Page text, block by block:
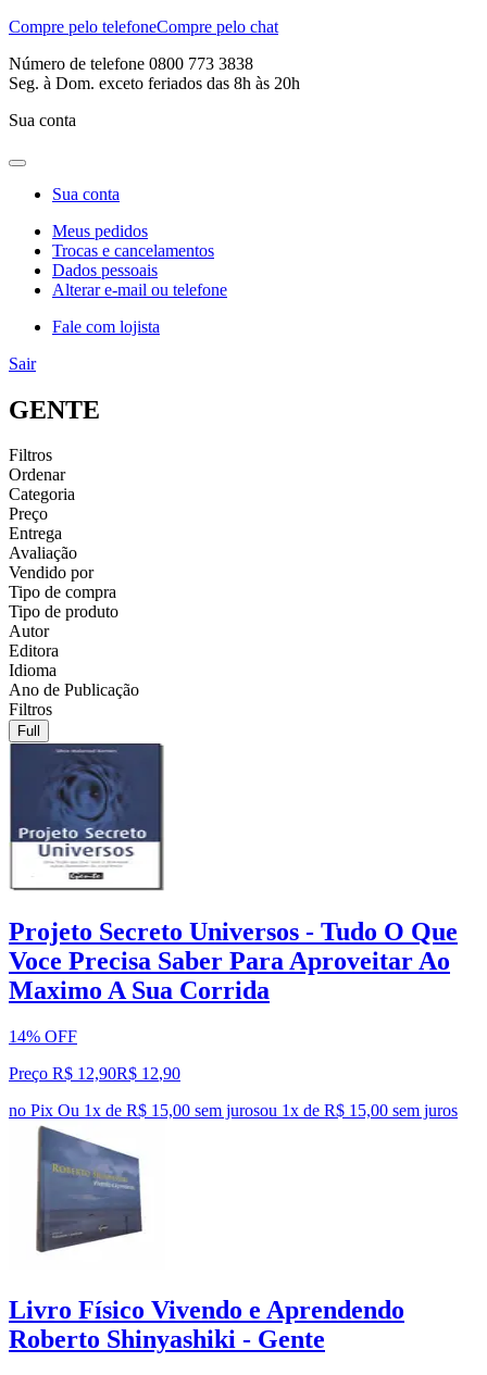
Compre pelo telefoneCompre pelo chat
Número de telefone 0800 773 3838
Seg. à Dom. exceto feriados das 8h às 20h
Sua conta
Sua conta
Meus pedidos
Trocas e cancelamentos
Dados pessoais
Alterar e-mail ou telefone
Fale com lojista
Sair
GENTE
Filtros
Ordenar
Categoria
Preço
Entrega
Avaliação
Vendido por
Tipo de compra
Tipo de produto
Autor
Editora
Idioma
Ano de Publicação
Filtros
Full
Projeto Secreto Universos - Tudo O Que
Voce Precisa Saber Para Aproveitar Ao
Maximo A Sua Corrida
14% OFF
Preço R$ 12,90R$ 12,90
no Pix Ou 1x de R$ 15,00 sem jurosou 1x de R$ 15,00 sem juros
Livro Físico Vivendo e Aprendendo
Roberto Shinyashiki - Gente